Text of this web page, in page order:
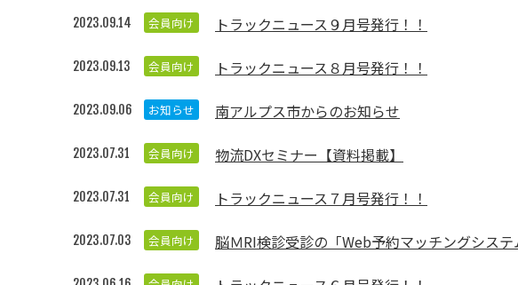
2023.09.14 会員向け トラックニュース９月号発行！！
2023.09.13 会員向け トラックニュース８月号発行！！
2023.09.06 お知らせ 南アルプス市からのお知らせ
2023.07.31 会員向け 物流DXセミナー【資料掲載】
2023.07.31 会員向け トラックニュース７月号発行！！
2023.07.03 会員向け 脳ＭRI検診受診の「Web予約マッチングシス